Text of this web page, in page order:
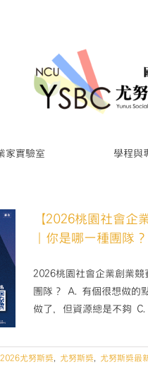
家實驗室 學程與
【2026桃園社會企
｜你是哪一種團隊？
2026桃園社會企業創業
團隊？ A. 有個很想做的
做了，但資源總是不夠 C.
2026尤努斯獎 尤努斯獎 尤努斯獎最